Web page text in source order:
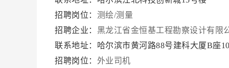
招聘岗位： 测绘/测量
招聘企业： 黑龙江省金恒基工程勘察设计有限
联系地址：哈尔滨市黄河路88号建科大厦B座
招聘岗位： 外业司机